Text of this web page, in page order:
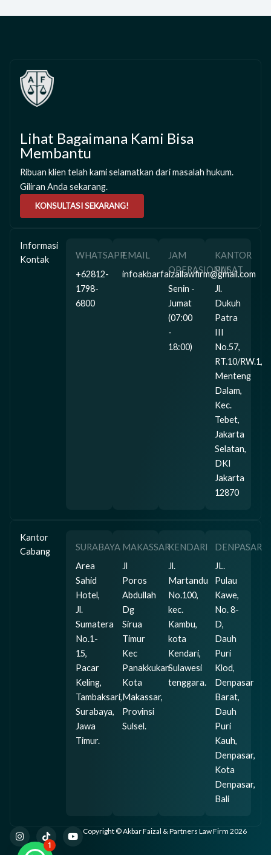
Lihat Bagaimana Kami Bisa
Membantu
Ribuan klien telah kami selamatkan dari masalah hukum.
Giliran Anda sekarang.
KONSULTASI SEKARANG!
Informasi
Kontak
WHATSAPP
+62812-
1798-
6800
EMAIL
infoakbarfaizallawfirm@gmail.com
JAM
OPERASIONAL
Senin -
Jumat
(07:00
-
18:00)
KANTOR
PUSAT
Jl.
Dukuh
Patra
III
No.57,
RT.10/RW.1,
Menteng
Dalam,
Kec.
Tebet,
Jakarta
Selatan,
DKI
Jakarta
12870
Kantor
Cabang
SURABAYA
Area
Sahid
Hotel,
Jl.
Sumatera
No.1-
15,
Pacar
Keling,
Tambaksari,
Surabaya,
Jawa
Timur.
MAKASSAR
Jl
Poros
Abdullah
Dg
Sirua
Timur
Kec
Panakkukan
Kota
Makassar,
Provinsi
Sulsel.
KENDARI
Jl.
Martandu
No.100,
kec.
Kambu,
kota
Kendari,
Sulawesi
tenggara.
DENPASAR
JL.
Pulau
Kawe,
No. 8-
D,
Dauh
Puri
Klod,
Denpasar
Barat,
Dauh
Puri
Kauh,
Denpasar,
Kota
Denpasar,
Bali
Copyright © Akbar Faizal & Partners Law Firm 2026
I
n
s
T
i
k
Y
o
1